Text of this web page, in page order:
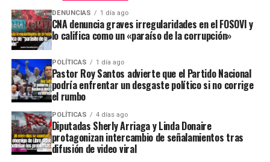
DENUNCIAS 1 día ago
CNA denuncia graves irregularidades en el FOSOVI y
lo califica como un «paraíso de la corrupción»
POLÍTICAS 1 día ago
Pastor Roy Santos advierte que el Partido Nacional
podría enfrentar un desgaste político si no corrige
el rumbo
POLÍTICAS 4 días ago
Diputadas Sherly Arriaga y Linda Donaire
protagonizan intercambio de señalamientos tras
difusión de video viral